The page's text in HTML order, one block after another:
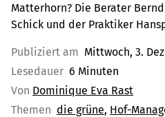
Matterhorn? Die Berater
Schick und der Praktiker
Publiziert am Mittwoch, 3.
Lesedauer 6 Minuten
Von Dominique Eva Rast
Themen die grüne Hof-